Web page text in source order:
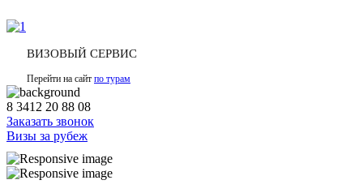
ВИЗОВЫЙ СЕРВИС
Перейти на сайт по турам
8 3412 20 88 08
Заказать звонок
Визы за рубеж